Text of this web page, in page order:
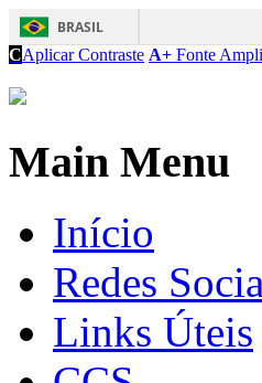
BRASIL
CAplicar Contraste A+ Fonte
Main Menu
Início
Redes
Links Úteis